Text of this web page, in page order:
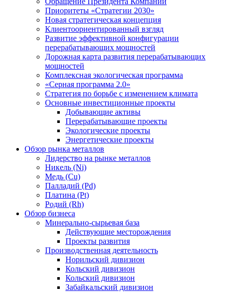
Приоритеты «Стратегии 2030»
Новая стратегическая концепция
Клиентоориентированный взгляд
Развитие эффективной конфигурации
перерабатывающих мощностей
Дорожная карта развития перерабатывающих
мощностей
Комплексная экологическая программа
«Серная программа 2.0»
Стратегия по борьбе с изменением климата
Основные инвестиционные проекты
Добывающие активы
Перерабатывающие проекты
Экологические проекты
Энергетические проекты
Обзор рынка металлов
Лидерство на рынке металлов
Никель (Ni)
Медь (Cu)
Палладий (Pd)
Платина (Pt)
Родий (Rh)
Обзор бизнеса
Минерально-сырьевая база
Действующие месторождения
Проекты развития
Производственная деятельность
Норильский дивизион
Кольский дивизион
Кольский дивизион
Забайкальский дивизион